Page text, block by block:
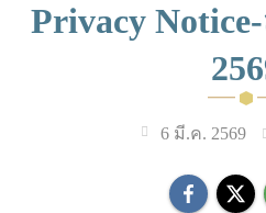
Privacy
6 มี.ค. 2569